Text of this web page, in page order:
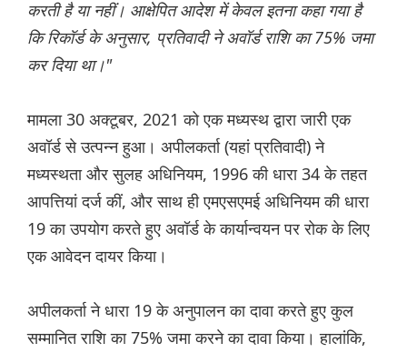
करती है या नहीं। आक्षेपित आदेश में केवल इतना कहा गया है
कि रिकॉर्ड के अनुसार, प्रतिवादी ने अवॉर्ड राशि का 75% जमा
कर दिया था।"
मामला 30 अक्टूबर, 2021 को एक मध्यस्थ द्वारा जारी एक
अवॉर्ड से उत्पन्न हुआ। अपीलकर्ता (यहां प्रतिवादी) ने
मध्यस्थता और सुलह अधिनियम, 1996 की धारा 34 के तहत
आपत्तियां दर्ज कीं, और साथ ही एमएसएमई अधिनियम की धारा
19 का उपयोग करते हुए अवॉर्ड के कार्यान्वयन पर रोक के लिए
एक आवेदन दायर किया।
अपीलकर्ता ने धारा 19 के अनुपालन का दावा करते हुए कुल
सम्मानित राशि का 75% जमा करने का दावा किया। हालांकि,